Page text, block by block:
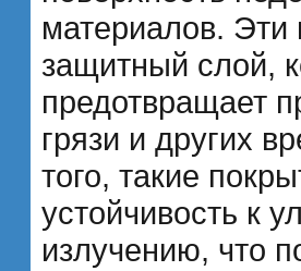
материалов. Эти
защитный слой,
предотвращает
грязи и других
того, такие
устойчивость к
излучению, что